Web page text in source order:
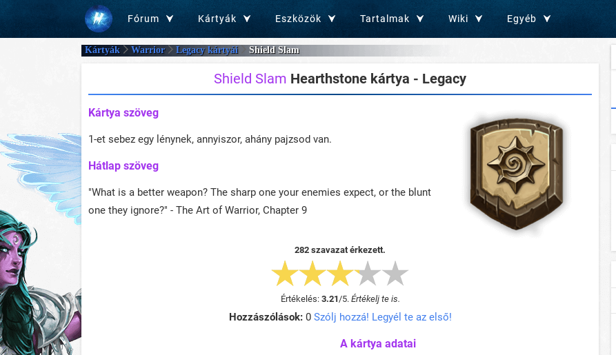
Fórum Kártyák Eszközök Tartalmak Wiki Egyéb
Kártyák Warrior Legacy kártyái Shield Slam
Shield Slam Hearthstone kártya - Legacy
Kártya szöveg
1-et sebez egy lénynek, annyiszor, ahány pajzsod van.
Hátlap szöveg
"What is a better weapon? The sharp one your enemies expect, or the blunt
one they ignore?" - The Art of Warrior, Chapter 9
282 szavazat érkezett.
Értékelés: 3.21/5. Értékelj te is.
Hozzászólások:0 Szólj hozzá! Legyél te az első!
A kártya adatai